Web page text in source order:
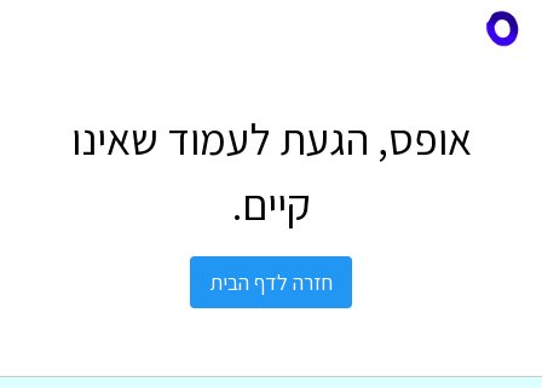
אופס, הגעת לעמוד שאינו
קיים.
חזרה לדף הבית